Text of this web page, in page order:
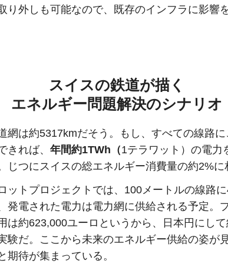
り外しも可能なので、既存のインフラに影響
スイスの鉄道が描く
エネルギー問題解決のシナリオ
網は約5317kmだそう。もし、すべての線路
きれば、 年間約1TWh（1テラワット）の電力
じつにスイスの総エネルギー消費量の約2%に
ットプロジェクトでは、100メートルの線路
発電された電力は電力網に供給される予定。
は約623,000ユーロというから、日本円にして
験だ。ここから未来のエネルギー供給の姿が
期待が集まっている。